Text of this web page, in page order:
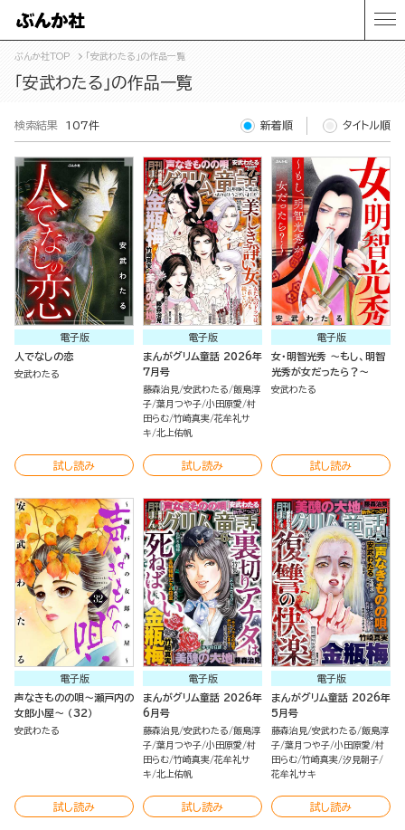
ぶんか社TOP 「安武わたる」の作品一覧
「安武わたる」の作品一覧
検索結果 107件 新着順 タイトル順
電子版
人でなしの恋
安武わたる
試し読み
電子版
まんがグリム童話 2026年
7月号
藤森治見 安武わたる 飯島淳
子 葉月つや子 小田原愛 村
田らむ 竹崎真実 花牟礼サ
キ 北上佑帆
試し読み
電子版
女・明智光秀 ～もし、明智
光秀が女だったら？～
安武わたる
試し読み
電子版
声なきものの唄～瀬戸内の
女郎小屋～ （32）
安武わたる
試し読み
電子版
まんがグリム童話 2026年
6月号
藤森治見 安武わたる 飯島淳
子 葉月つや子 小田原愛 村
田らむ 竹崎真実 花牟礼サ
キ 北上佑帆
試し読み
電子版
まんがグリム童話 2026年
5月号
藤森治見 安武わたる 飯島淳
子 葉月つや子 小田原愛 村
田らむ 竹崎真実 汐見朝子
花牟礼サキ
試し読み